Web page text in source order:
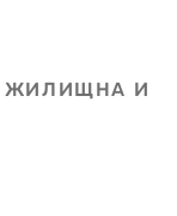
ЖИЛИЩНА И